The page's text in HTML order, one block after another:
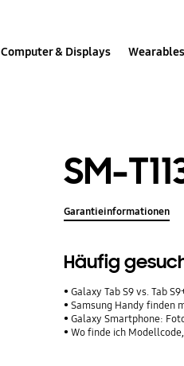
Computer & Displays Wearables
SM-
Garantieinformationen
Häufig
Galaxy Tab S9 vs. Tab
Samsung Handy finden
Galaxy Smartphone:
Wo finde ich